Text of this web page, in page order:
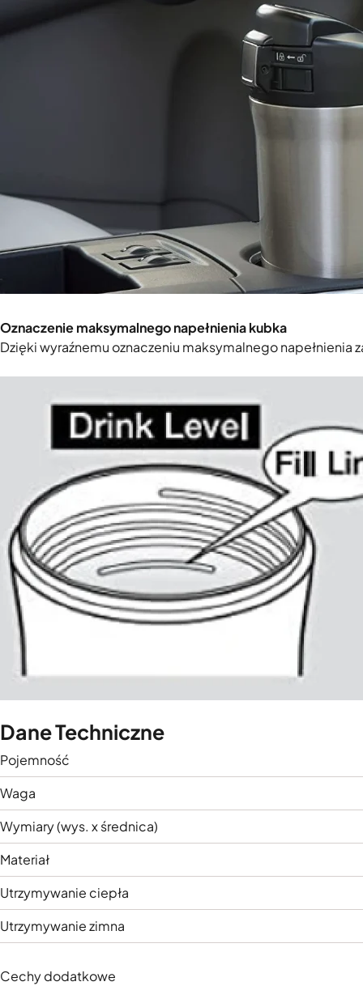
Oznaczenie maksymalnego napełnienia kubka
Dzięki wyraźnemu oznaczeniu maksymalnego
Dane Techniczne
Pojemność
Waga
Wymiary (wys. x średnica)
Materiał
Utrzymywanie ciepła
Utrzymywanie zimna
Cechy dodatkowe